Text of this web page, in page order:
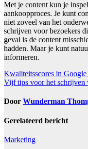
Met je content kun je
aankoopproces. Je kunt
niet zoveel van het
schrijven voor bezoekers
geval is de content
hadden. Maar je kunt
informeren.
Bericht
navigatie
Kwaliteitsscores in
Vijf tips voor het schrijven
Door Wunderman
Gerelateerd bericht
Marketing